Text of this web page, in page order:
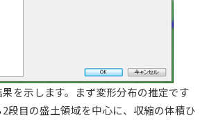
を示します。まず変形分布の推定です
段目の盛土領域を中心に、収縮の体積ひ